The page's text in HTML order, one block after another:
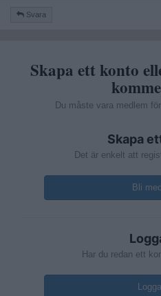
Svara
Skapa ett konto
Du måste vara medlem
Skapa
Det är enkelt att
Bli
Har du redan ett